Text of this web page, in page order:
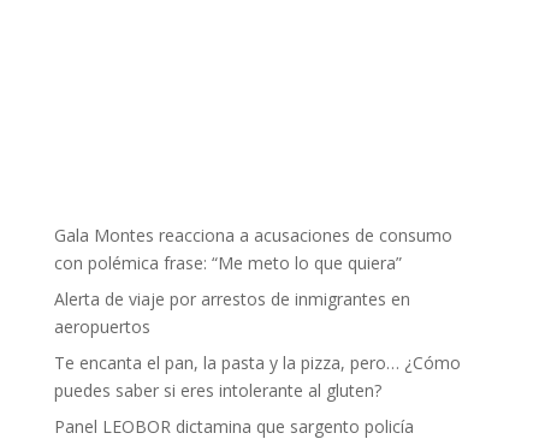
Gala Montes reacciona a acusaciones de consumo
con polémica frase: “Me meto lo que quiera”
Alerta de viaje por arrestos de inmigrantes en
aeropuertos
Te encanta el pan, la pasta y la pizza, pero… ¿Cómo
puedes saber si eres intolerante al gluten?
Panel LEOBOR dictamina que sargento policía